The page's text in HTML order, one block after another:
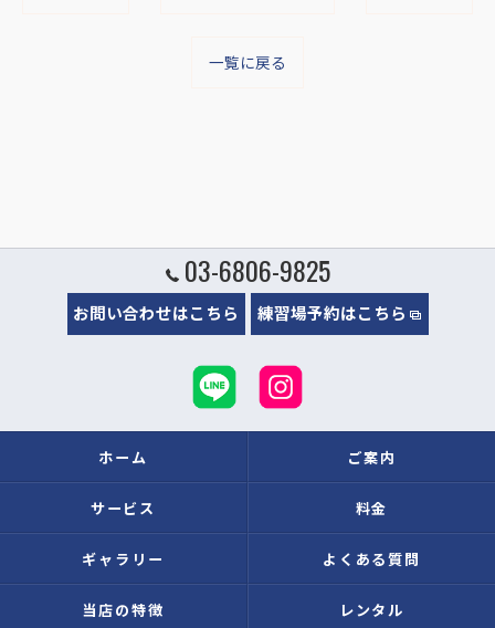
一覧に戻る
03-6806-9825
お問い合わせはこちら 練習場予約はこちら
ホーム ご案内
サービス 料金
ギャラリー よくある質問
当店の特徴 レンタル